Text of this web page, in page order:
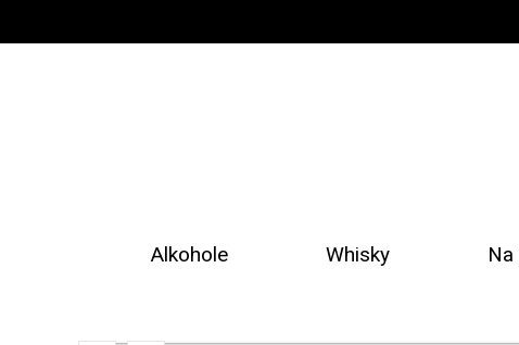
Alkohole Whisky